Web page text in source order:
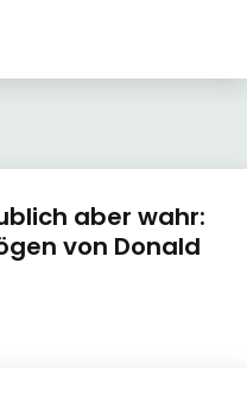
aber wahr:
von Donald